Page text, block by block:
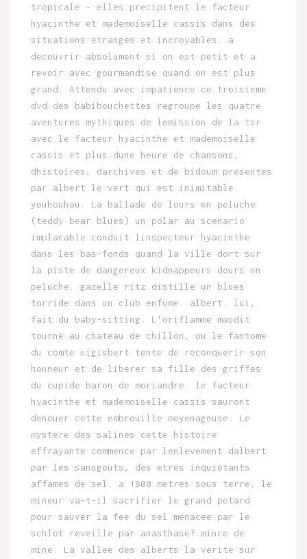
tropicale - elles precipitent le facteur
hyacinthe et mademoiselle cassis dans des
situations etranges et incroyables. a
decouvrir absolument si on est petit et a
revoir avec gourmandise quand on est plus
grand. Attendu avec impatience ce troisieme
dvd des babibouchettes regroupe les quatre
aventures mythiques de lemission de la tsr
avec le facteur hyacinthe et mademoiselle
cassis et plus dune heure de chansons,
dhistoires, darchives et de bidoum presentes
par albert le vert qui est inimitable.
youhouhou. La ballade de lours en peluche
(teddy bear blues) un polar au scenario
implacable conduit linspecteur hyacinthe
dans les bas-fonds quand la ville dort sur
la piste de dangereux kidnappeurs dours en
peluche. gazelle ritz distille un blues
torride dans un club enfume. albert. lui,
fait du baby-sitting. L'oriflamme maudit
tourne au chateau de chillon, ou le fantome
du comte sigisbert tente de reconquerir son
honneur et de liberer sa fille des griffes
du cupide baron de moriandre. le facteur
hyacinthe et mademoiselle cassis sauront
denouer cette embrouille moyenageuse. Le
mystere des salines cette histoire
effrayante commence par lenlevement dalbert
par les sansgouts, des etres inquietants
affames de sel. a 1800 metres sous terre, le
mineur va-t-il sacrifier le grand petard
pour sauver la fee du sel menacee par le
schlot reveille par anasthase? mince de
mine. La vallee des alberts la verite sur